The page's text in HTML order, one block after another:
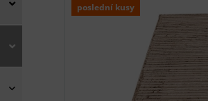
poslední kusy